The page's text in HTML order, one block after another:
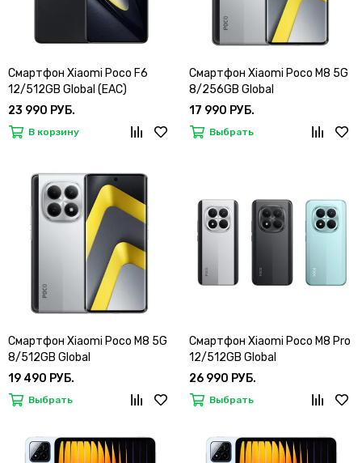
Смартфон Xiaomi Poco F6
12/512GB Global (EAC)
23 990 РУБ.
В корзину
Смартфон Xiaomi Poco M8 5G
8/256GB Global
17 990 РУБ.
Выбрать
Смартфон Xiaomi Poco M8 5G
8/512GB Global
19 490 РУБ.
Выбрать
Смартфон Xiaomi Poco M8 Pro
12/512GB Global
26 990 РУБ.
Выбрать